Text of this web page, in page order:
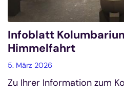
Infoblatt
Himmelfahrt
5. März 2026
Zu Ihrer Information zum